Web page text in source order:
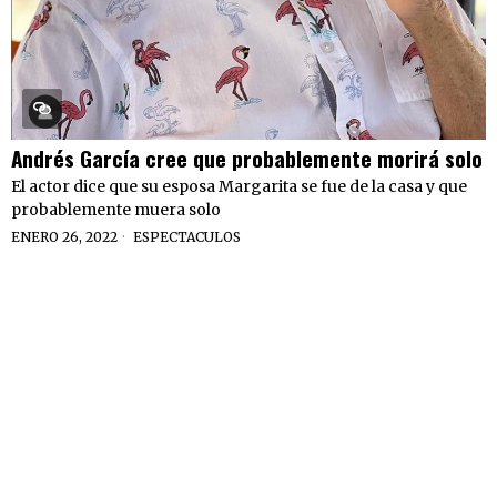
Andrés García cree que probablemente morirá solo
El actor dice que su esposa Margarita se fue de la casa y que
probablemente muera solo
ENERO 26, 2022 ESPECTACULOS